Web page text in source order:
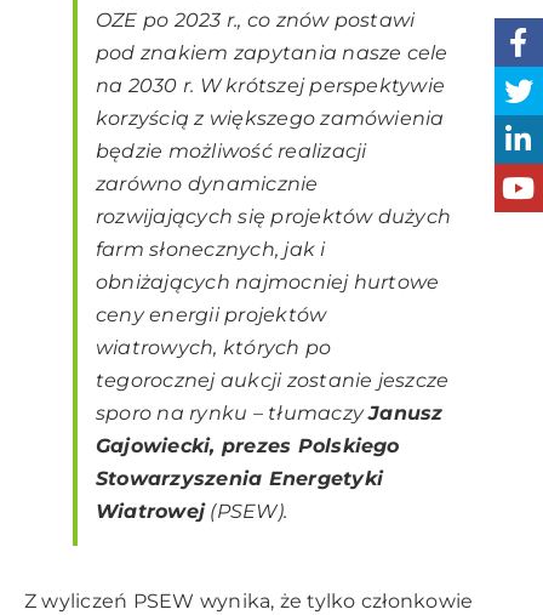
OZE po 2023 r., co znów postawi
pod znakiem zapytania nasze cele
na 2030 r. W krótszej perspektywie
korzyścią z większego zamówienia
będzie możliwość realizacji
zarówno dynamicznie
rozwijających się projektów dużych
farm słonecznych, jak i
obniżających najmocniej hurtowe
ceny energii projektów
wiatrowych, których po
tegorocznej aukcji zostanie jeszcze
sporo na rynku – tłumaczyJanusz
Gajowiecki, prezes Polskiego
Stowarzyszenia Energetyki
Wiatrowej(PSEW).
Z wyliczeń PSEW wynika, że tylko członkowie